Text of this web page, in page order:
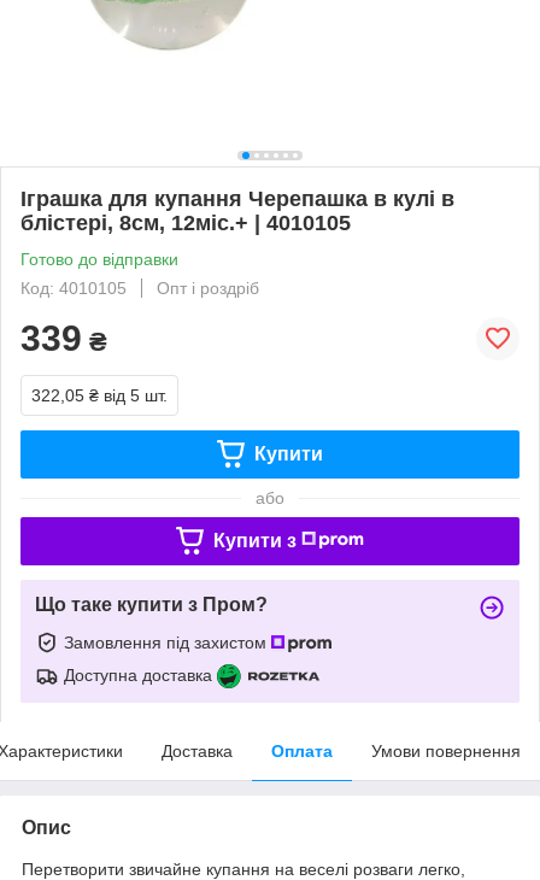
Іграшка для купання Черепашка в кулі в
блістері, 8см, 12міс.+ | 4010105
Готово до відправки
Код: 4010105
Опт і роздріб
339 ₴
322,05 ₴ від 5 шт.
Купити
або
Купити з
Що таке купити з Пром?
Замовлення під захистом
Доступна доставка
Доставка Оплата Умови повернення
Опис
Перетворити звичайне купання на веселі розваги легко,